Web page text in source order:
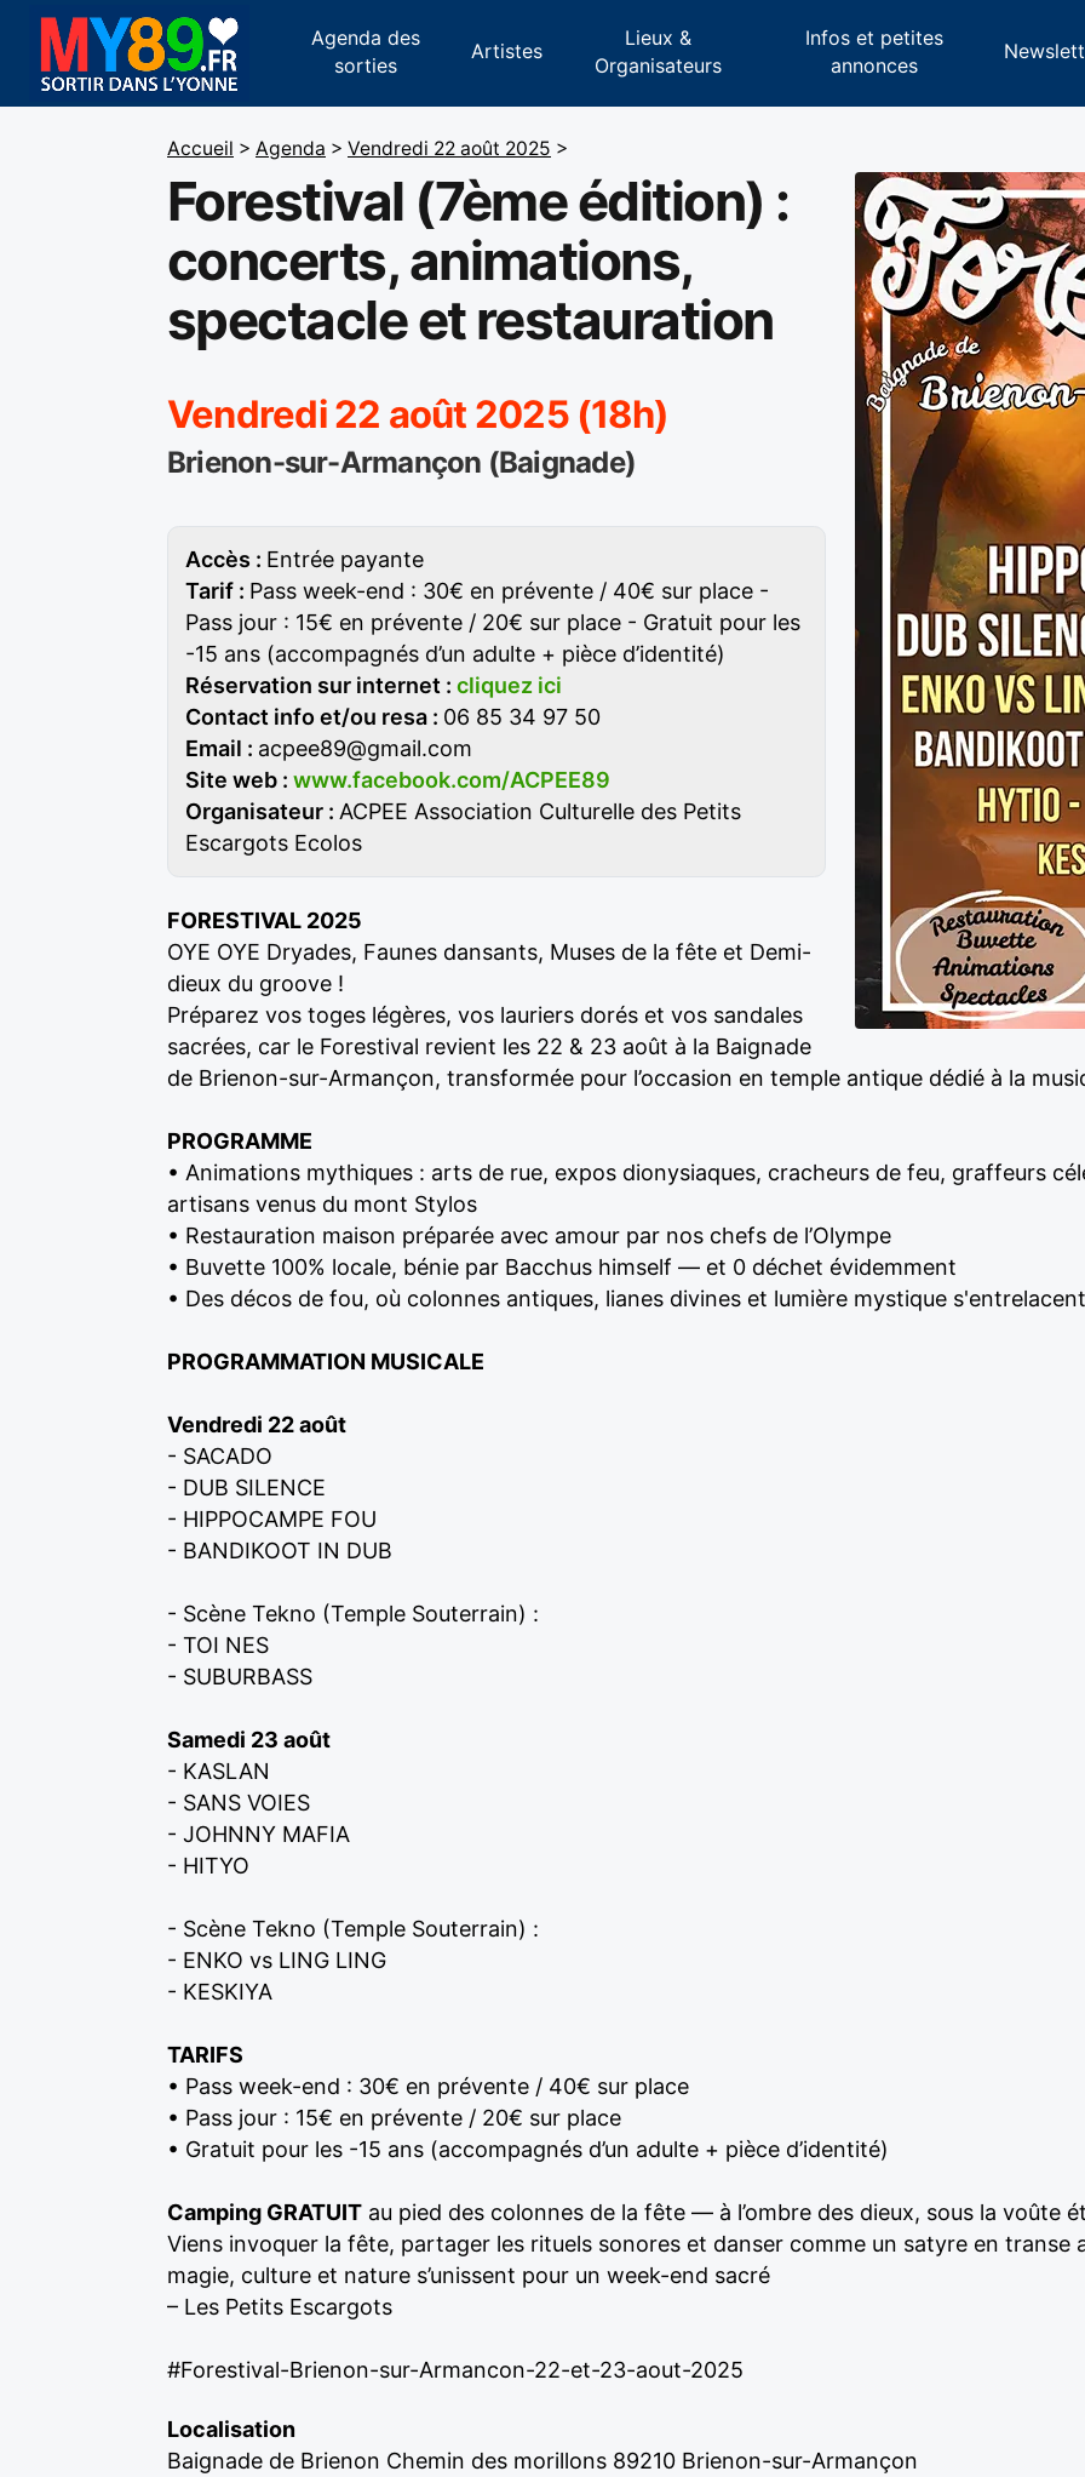
Agenda des
sorties
Artistes
Lieux &
Organisateurs
Infos et petites
annonces
Accueil > Agenda > Vendredi 22 août 2025 >
Forestival (7ème édition) :
concerts, animations,
spectacle et restauration
Vendredi 22 août 2025 (18h)
Brienon-sur-Armançon (Baignade)
Accès : Entrée payante
Tarif : Pass week-end : 30€ en prévente / 40€ sur place -
Pass jour : 15€ en prévente / 20€ sur place - Gratuit pour les
-15 ans (accompagnés d’un adulte + pièce d’identité)
Réservation sur internet : cliquez ici
Contact info et/ou resa : 06 85 34 97 50
Email : acpee89@gmail.com
Site web : www.facebook.com/ACPEE89
Organisateur : ACPEE Association Culturelle des Petits
Escargots Ecolos
FORESTIVAL 2025
OYE OYE Dryades, Faunes dansants, Muses de la fête et Demi-
dieux du groove !
Préparez vos toges légères, vos lauriers dorés et vos sandales
sacrées, car le Forestival revient les 22 & 23 août à la Baignade
de Brienon-sur-Armançon, transformée pour l’occasion en temple antique dédié à la
PROGRAMME
• Animations mythiques : arts de rue, expos dionysiaques, cracheurs de feu, graffeurs
artisans venus du mont Stylos
• Restauration maison préparée avec amour par nos chefs de l’Olympe
• Buvette 100% locale, bénie par Bacchus himself — et 0 déchet évidemment
• Des décos de fou, où colonnes antiques, lianes divines et lumière mystique
PROGRAMMATION MUSICALE
Vendredi 22 août
- SACADO
- DUB SILENCE
- HIPPOCAMPE FOU
- BANDIKOOT IN DUB
- Scène Tekno (Temple Souterrain) :
- TOI NES
- SUBURBASS
Samedi 23 août
- KASLAN
- SANS VOIES
- JOHNNY MAFIA
- HITYO
- Scène Tekno (Temple Souterrain) :
- ENKO vs LING LING
- KESKIYA
TARIFS
• Pass week-end : 30€ en prévente / 40€ sur place
• Pass jour : 15€ en prévente / 20€ sur place
• Gratuit pour les -15 ans (accompagnés d’un adulte + pièce d’identité)
Camping GRATUIT au pied des colonnes de la fête — à l’ombre des dieux, sous la voûte
Viens invoquer la fête, partager les rituels sonores et danser comme un satyre en transe
magie, culture et nature s’unissent pour un week-end sacré
– Les Petits Escargots
#Forestival-Brienon-sur-Armancon-22-et-23-aout-2025
Localisation
Baignade de Brienon Chemin des morillons 89210 Brienon-sur-Armançon